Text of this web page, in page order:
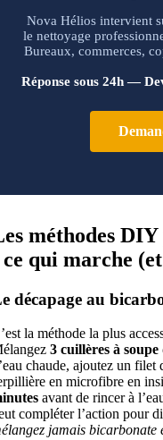
Nova Hélios intervient
le nettoyage
Bureaux, commerces,
Réponse sous 24h —
méthodes
qui marche
décapage au
la méthode la plus
3 cuillères à
chaude, ajoutez un
en microfibre en
avant de rincer à
compléter l’action pour
jamais bicarbonate